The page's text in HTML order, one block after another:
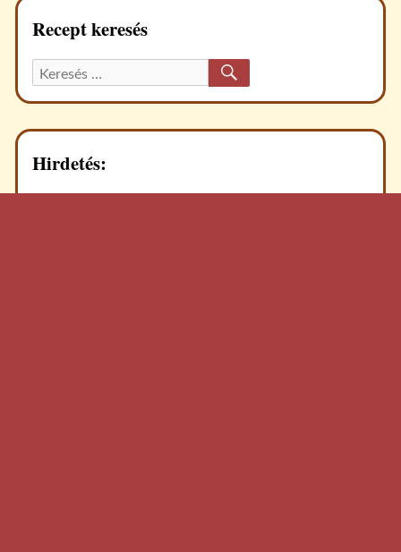
Recept keresés
Keresett
recept:
Hirdetés: